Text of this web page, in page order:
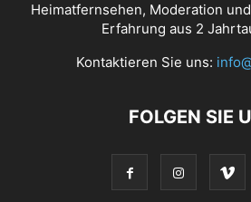
Heimatfernsehen, Moderation
Erfahrung aus 2
Kontaktieren Sie uns:
FOLGEN SIE